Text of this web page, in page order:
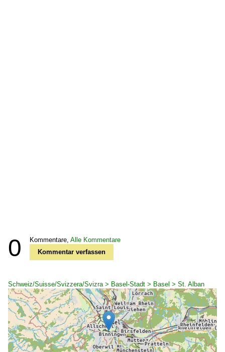
0 Kommentare, Alle Kommentare
Kommentar verfassen
Schweiz/Suisse/Svizzera/Svizra > Basel-Stadt > Basel > St. Alban